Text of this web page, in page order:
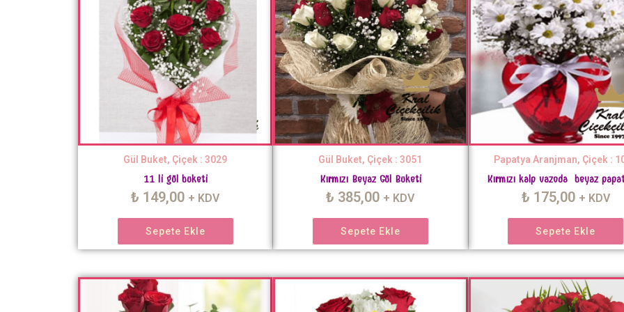
Gül Buket, Çiçek : 3029
11 li gül buketi
₺ 149,00 + KDV
Sepete Ekle
Gül Buket, Çiçek : 3051
Kırmızı Beyaz Gül Buketi
₺ 385,00 + KDV
Sepete Ekle
Papatya Aranjman, Çiçek :
Kırmızı kalp vazoda beyaz
₺ 175,00 + KDV
Sepete Ekle